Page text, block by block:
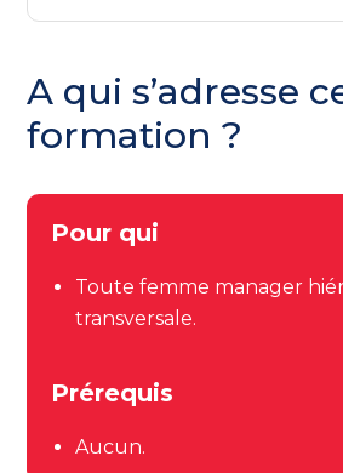
A qui s’adresse
formation ?
Pour qui
Toute femme manager
transversale.
Prérequis
Aucun.